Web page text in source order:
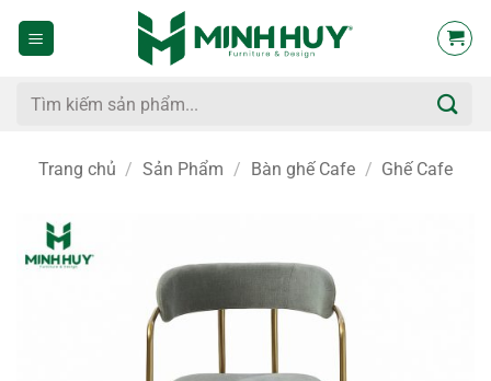
dung
Tìm
Trang chủ / Sản Phẩm / Bàn ghế Cafe / Ghế Cafe